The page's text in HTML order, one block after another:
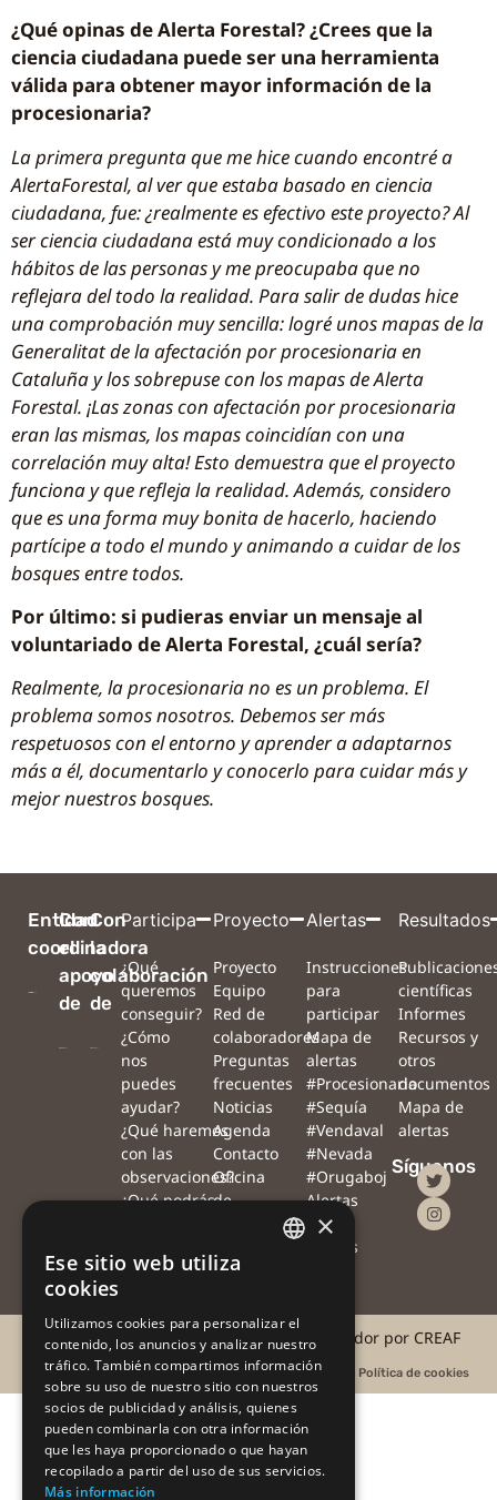
¿Qué opinas de Alerta Forestal? ¿Crees que la
ciencia ciudadana puede ser una herramienta
válida para obtener mayor información de la
procesionaria?
La primera pregunta que me hice cuando encontré a
AlertaForestal, al ver que estaba basado en ciencia
ciudadana, fue: ¿realmente es efectivo este proyecto? Al
ser ciencia ciudadana está muy condicionado a los
hábitos de las personas y me preocupaba que no
reflejara del todo la realidad. Para salir de dudas hice
una comprobación muy sencilla: logré unos mapas de la
Generalitat de la afectación por procesionaria en
Cataluña y los sobrepuse con los mapas de Alerta
Forestal. ¡Las zonas con afectación por procesionaria
eran las mismas, los mapas coincidían con una
correlación muy alta! Esto demuestra que el proyecto
funciona y que refleja la realidad. Además, considero
que es una forma muy bonita de hacerlo, haciendo
partícipe a todo el mundo y animando a cuidar de los
bosques entre todos.
Por último: si pudieras enviar un mensaje al
voluntariado de Alerta Forestal, ¿cuál sería?
Realmente, la procesionaria no es un problema. El
problema somos nosotros. Debemos ser más
respetuosos con el entorno y aprender a adaptarnos
más a él, documentarlo y conocerlo para cuidar más y
mejor nuestros bosques.
Entidad
coordinadora
Con
el
apoyo
de
Con
la
colaboración
de
Participa
¿Qué
queremos
conseguir?
¿Cómo
nos
puedes
ayudar?
¿Qué haremos
con las
observaciones?
¿Qué podrás
observaciones?
Proyecto
Proyecto
Equipo
Red de
colaboradores
Preguntas
frecuentes
Noticias
Agenda
Contacto
Oficina
de
Alertas
Instrucciones
para
participar
Mapa de
alertas
#Procesionaria
#Sequía
#Vendaval
#Nevada
#Orugaboj
Alertas
con
drones
Resultados
científicas
Informes
Recursos y
otros
documentos
Mapa de
alertas
Síguenos
©2025 #AlertaForestal | Proyecto coordinador por CREAF
Aviso legal Acuerdo de usuario Política de privacidad Política de cookies
SPANISH
×
Ese sitio web utiliza
cookies
Utilizamos cookies para personalizar el
contenido, los anuncios y analizar nuestro
tráfico. También compartimos información
sobre su uso de nuestro sitio con nuestros
socios de publicidad y análisis, quienes
pueden combinarla con otra información
que les haya proporcionado o que hayan
recopilado a partir del uso de sus servicios.
Más información